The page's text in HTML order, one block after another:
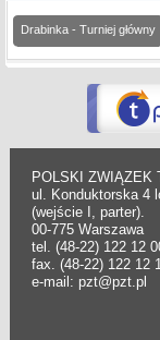
Drabinka - Turniej główny
POLSKI ZWIĄZEK
ul. Konduktorska 4
(wejście I, parter).
00-775 Warszawa
tel. (48-22) 122 12
fax. (48-22) 122 12
e-mail: pzt@pzt.pl